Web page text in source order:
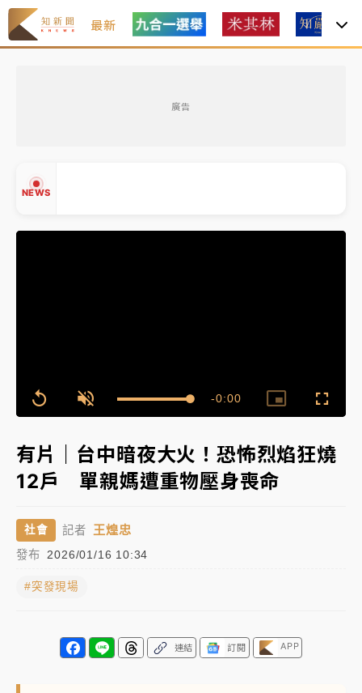
最新
廣告
NEWS
有片｜
連根拔起
中颱白海豚風雨來了！中部以北防豪雨 今晚、明天影
中颱白海豚進逼！台北喜來登圍籬傾倒砸傷人 民權西
路鷹架倒塌壓2車
連根拔起
中颱白海豚風雨來了！中部以北防豪雨 今晚、明天影
白海豚逼近！北市水門只出不進 未移置車輛最高罰
4800＋拖吊費
Replay Unmute Loaded
100.00%
Remaining
-0:00
Picture-
in-
有片｜台中暗夜大火！恐怖烈焰狂燒
12戶 單親媽遭重物壓身喪命
社會 記者 王煌忠
發布 2026/01/16 10:34
#突發現場
連結 訂閱 APP